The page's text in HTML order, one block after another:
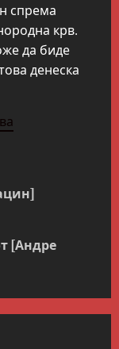
спрема
крв.
да биде
денеска
[Андре